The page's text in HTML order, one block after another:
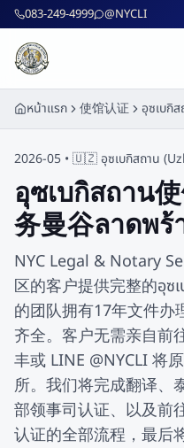
ข้ามไปยังเนื้อหาหลัก
083-249-4999 @NYCLI
หน้าแรก 使馆认证 อุซเบกิส
2026-05 • 🇺🇿อุซเบกิสถาน (
อุซเบกิสถาน
务曼谷ลาดพร้
NYC Legal & Notary
区的客户提供完整的อุซ
的团队拥有17年文件办
齐全。客户无需亲自前
丰或 LINE @NYCLI 将
所。我们将完成翻译、
部领事司认证、以及前
认证的全部流程，最后